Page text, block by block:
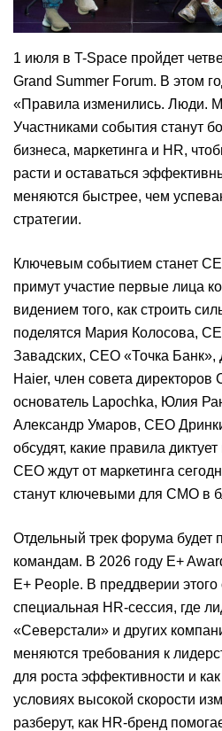
1 июля в T-Space пройдет
Grand Summer Forum. В этом
«Правила изменились. Люди.
Участниками события станут
бизнеса, маркетинга и HR,
расти и оставаться
меняются быстрее, чем
стратегии.
Ключевым событием станет
примут участие первые лица
видением того, как строить
поделятся Мария Колосова,
Завадских, СЕО «Точка
Haier, член совета
основатель Lapochka, Юлия
Александр Умаров, СЕО
обсудят, какие правила
CEO ждут от маркетинга
станут ключевыми для CMO в
Отдельный трек форума
командам. В 2026 году E+
E+ People. В преддверии
специальная HR-сессия, где
«Северстали» и других
меняются требования к
для роста эффективности и
условиях высокой скорости
разберут, как HR-бренд